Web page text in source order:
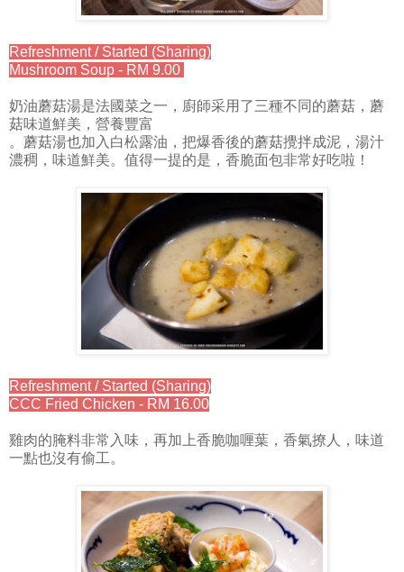
Refreshment / Started (Sharing)
Mushroom Soup - RM 9.00
奶油蘑菇湯是法國菜之一，廚師采用了三種不同的蘑菇，蘑
菇味道鮮美，營養豐富
。蘑菇湯也加入白松露油，把爆香後的蘑菇攪拌成泥，湯汁
濃稠，味道鮮美。值得一提的是，香脆面包非常好吃啦！
Refreshment / Started (Sharing)
CCC Fried Chicken - RM 16.00
雞肉的腌料非常入味，再加上香脆咖喱葉，香氣撩人，味道
一點也沒有偷工。